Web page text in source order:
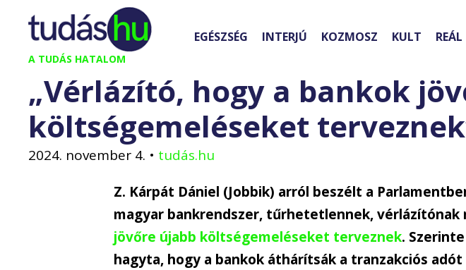
Kilépés
tartalomba
A TUDÁS HATALOM
EGÉSZSÉG INTERJÚ KOZMOSZ KULT REÁL
„Vérlázító, hogy a bankok
költségemeléseket
2024. november 4. • tudás.hu
Z. Kárpát Dániel (Jobbik) arról beszélt a
magyar bankrendszer, tűrhetetlennek, vérlázítónak
jövőre újabb költségemeléseket terveznek.
hagyta, hogy a bankok áthárítsák a tranzakciós